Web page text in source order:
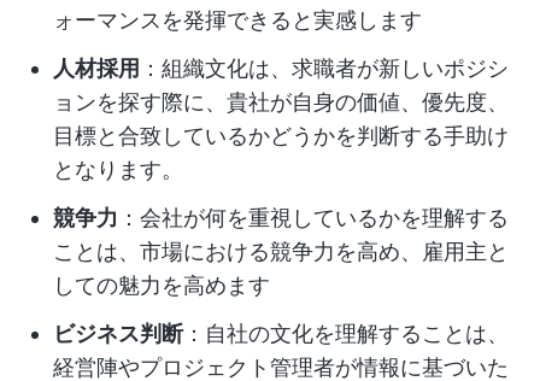
ォーマンスを発揮できると実感します
人材採用 ：組織文化は、求職者が新しいポジシ
ョンを探す際に、貴社が自身の価値、優先度、
目標と合致しているかどうかを判断する手助け
となります。
競争力 ：会社が何を重視しているかを理解する
ことは、市場における競争力を高め、雇用主と
しての魅力を高めます
ビジネス判断：自社の文化を理解することは、
経営陣やプロジェクト管理者が情報に基づいた